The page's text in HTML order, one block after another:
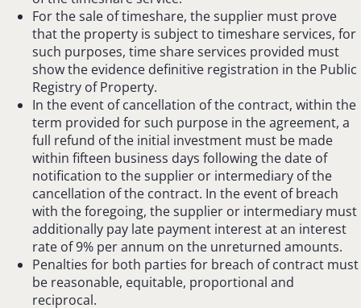
For the sale of timeshare, the supplier must prove
that the property is subject to timeshare services, for
such purposes, time share services provided must
show the evidence definitive registration in the Public
Registry of Property.
In the event of cancellation of the contract, within the
term provided for such purpose in the agreement, a
full refund of the initial investment must be made
within fifteen business days following the date of
notification to the supplier or intermediary of the
cancellation of the contract. In the event of breach
with the foregoing, the supplier or intermediary must
additionally pay late payment interest at an interest
rate of 9% per annum on the unreturned amounts.
Penalties for both parties for breach of contract must
be reasonable, equitable, proportional and
reciprocal.